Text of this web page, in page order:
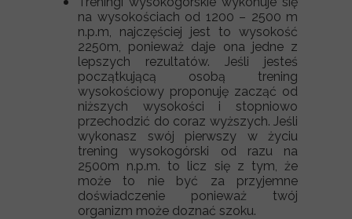
na wysokościach od 1200 – 2500 m
n.p.m, najczęściej jest to wysokość
2250m, ponieważ daje ona jedne z
lepszych rezultatów. Jeśli jesteś
początkującą osobą trening
wysokościowy proponuję zacząć od
niższych wysokości i stopniowo
przechodzić do coraz wyższych. Jeśli
wykonasz swój pierwszy w życiu
trening wysokogórski od razu na
2500m n.p.m. to licz się z tym, że
może to nie być za przyjemne
doświadczenie ponieważ twój
organizm może doznać szoku.